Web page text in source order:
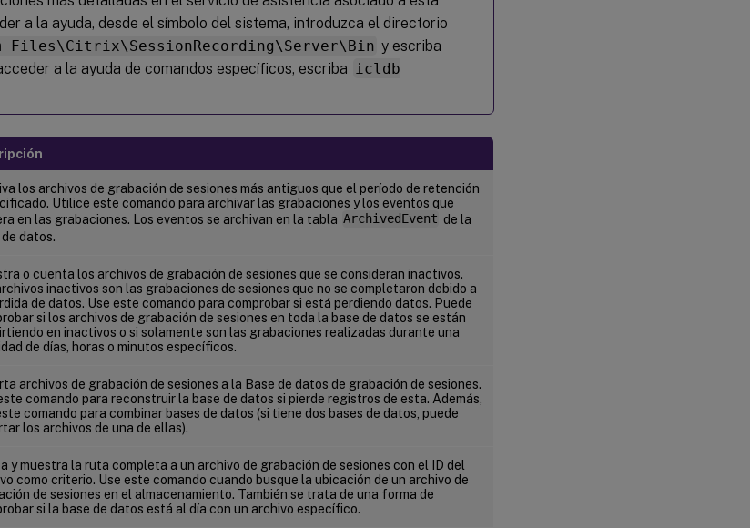
a la ayuda, desde el símbolo del sistema, introduzca el directorio
Files\Citrix\SessionRecording\Server\Bin y escriba
a la ayuda de comandos específicos, escriba icldb
los archivos de grabación de sesiones más antiguos que el período de retención
Utilice este comando para archivar las grabaciones y los eventos que
en las grabaciones. Los eventos se archivan en la tabla ArchivedEvent de la
datos.
o cuenta los archivos de grabación de sesiones que se consideran inactivos.
inactivos son las grabaciones de sesiones que no se completaron debido a
de datos. Use este comando para comprobar si está perdiendo datos. Puede
si los archivos de grabación de sesiones en toda la base de datos se están
en inactivos o si solamente son las grabaciones realizadas durante una
de días, horas o minutos específicos.
archivos de grabación de sesiones a la Base de datos de grabación de sesiones.
comando para reconstruir la base de datos si pierde registros de esta. Además,
comando para combinar bases de datos (si tiene dos bases de datos, puede
los archivos de una de ellas).
y muestra la ruta completa a un archivo de grabación de sesiones con el ID del
como criterio. Use este comando cuando busque la ubicación de un archivo de
de sesiones en el almacenamiento. También se trata de una forma de
si la base de datos está al día con un archivo específico.